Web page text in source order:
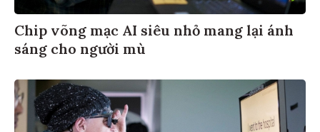
Chip võng mạc AI siêu nhỏ mang lại ánh
sáng cho người mù